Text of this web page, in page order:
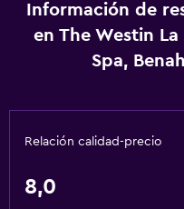
Check-in/check-out
Recepción 24 horas
Mascotas permitidas
Información de
en The Westin
Spa,
Relación calidad-precio
8,0